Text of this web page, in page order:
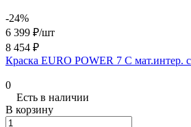
-24%
6 399 ₽/шт
8 454 ₽
Краска EURO POWER 7 C мат.интер.
0
Есть в наличии
В корзину